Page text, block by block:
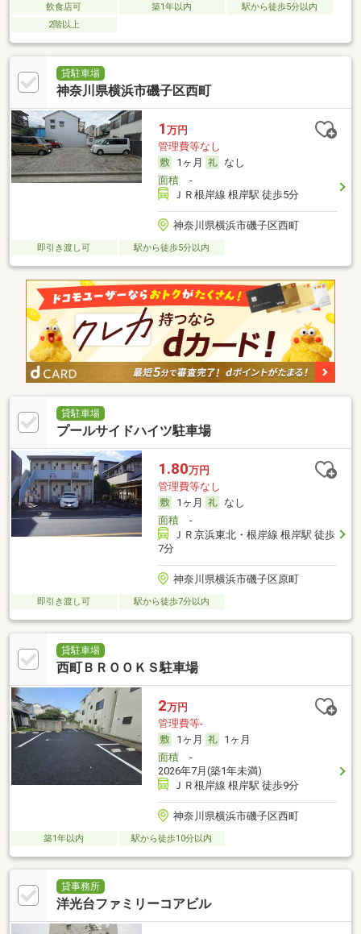
飲食店可 築1年以内
駅から徒歩5分以内
2階以上
貸駐車場
神奈川県横浜市磯子区西町
1 万円
管理費等なし
1ヶ月
なし
面積-
ＪＲ根岸線 根岸駅 徒歩5分
神奈川県横浜市磯子区西町
即引き渡し可 駅から徒歩5分以内
貸駐車場
プールサイドハイツ駐車場
1.80万円
管理費等なし
1ヶ月
なし
面積-
ＪＲ京浜東北・根岸線 根岸駅 徒歩
7分
神奈川県横浜市磯子区原町
即引き渡し可 駅から徒歩7分以内
貸駐車場
西町ＢＲＯＯＫＳ駐車場
2万円
管理費等-
1ヶ月
1ヶ月
面積-
2026年7月(築1年未満)
ＪＲ根岸線 根岸駅 徒歩9分
神奈川県横浜市磯子区西町
築1年以内 駅から徒歩10分以内
貸事務所
洋光台ファミリーコアビル